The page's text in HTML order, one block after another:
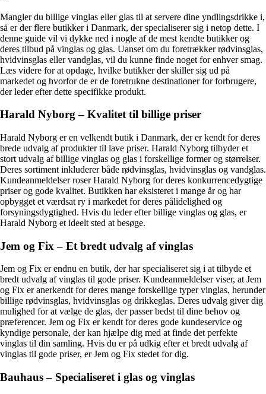
Mangler du billige vinglas eller glas til at servere dine yndlingsdrikke i,
så er der flere butikker i Danmark, der specialiserer sig i netop dette. I
denne guide vil vi dykke ned i nogle af de mest kendte butikker og
deres tilbud på vinglas og glas. Uanset om du foretrækker rødvinsglas,
hvidvinsglas eller vandglas, vil du kunne finde noget for enhver smag.
Læs videre for at opdage, hvilke butikker der skiller sig ud på
markedet og hvorfor de er de foretrukne destinationer for forbrugere,
der leder efter dette specifikke produkt.
Harald Nyborg – Kvalitet til billige priser
Harald Nyborg er en velkendt butik i Danmark, der er kendt for deres
brede udvalg af produkter til lave priser. Harald Nyborg tilbyder et
stort udvalg af billige vinglas og glas i forskellige former og størrelser.
Deres sortiment inkluderer både rødvinsglas, hvidvinsglas og vandglas.
Kundeanmeldelser roser Harald Nyborg for deres konkurrencedygtige
priser og gode kvalitet. Butikken har eksisteret i mange år og har
opbygget et værdsat ry i markedet for deres pålidelighed og
forsyningsdygtighed. Hvis du leder efter billige vinglas og glas, er
Harald Nyborg et ideelt sted at besøge.
Jem og Fix – Et bredt udvalg af vinglas
Jem og Fix er endnu en butik, der har specialiseret sig i at tilbyde et
bredt udvalg af vinglas til gode priser. Kundeanmeldelser viser, at Jem
og Fix er anerkendt for deres mange forskellige typer vinglas, herunder
billige rødvinsglas, hvidvinsglas og drikkeglas. Deres udvalg giver dig
mulighed for at vælge de glas, der passer bedst til dine behov og
præferencer. Jem og Fix er kendt for deres gode kundeservice og
kyndige personale, der kan hjælpe dig med at finde det perfekte
vinglas til din samling. Hvis du er på udkig efter et bredt udvalg af
vinglas til gode priser, er Jem og Fix stedet for dig.
Bauhaus – Specialiseret i glas og vinglas